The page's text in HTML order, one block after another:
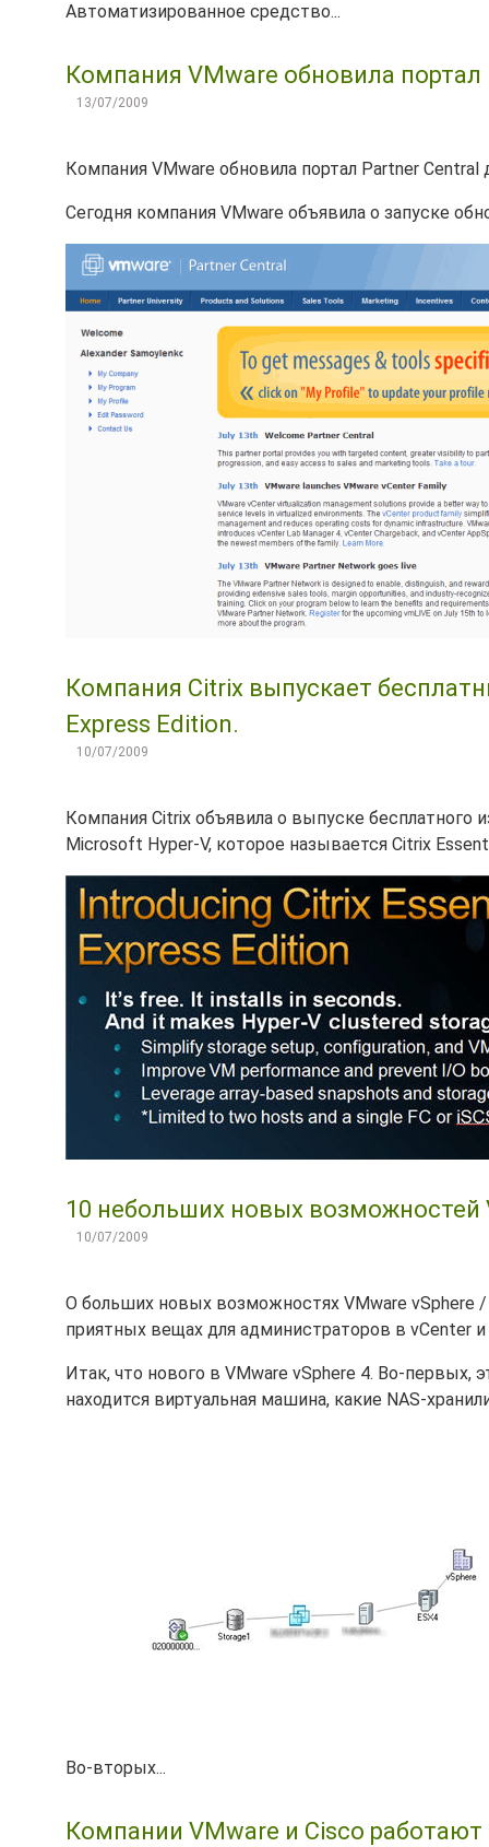
Автоматизированное средство...
Компания VMware обновила
13/07/2009
Компания VMware обновила портал Partner Central
Сегодня компания VMware объявила о запуске
Компания Citrix выпускает
Express Edition.
10/07/2009
Компания Citrix объявила о выпуске бесплатного
Microsoft Hyper-V, которое называется Citrix
10 небольших новых возможностей
10/07/2009
О больших новых возможностях VMware vSphere
приятных вещах для администраторов в vCenter и
Итак, что нового в VMware vSphere 4. Во-
находится виртуальная машина, какие NAS-
Во-вторых...
Компании VMware и Cisco